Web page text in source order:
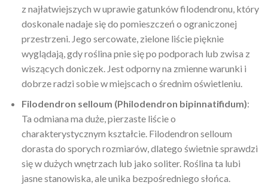
z najłatwiejszych w uprawie gatunków filodendronu, który
doskonale nadaje się do pomieszczeń o ograniczonej
przestrzeni. Jego sercowate, zielone liście pięknie
wyglądają, gdy roślina pnie się po podporach lub zwisa z
wiszących doniczek. Jest odporny na zmienne warunki i
dobrze radzi sobie w miejscach o średnim oświetleniu.
Filodendron selloum (Philodendron bipinnatifidum):
Ta odmiana ma duże, pierzaste liście o
charakterystycznym kształcie. Filodendron selloum
dorasta do sporych rozmiarów, dlatego świetnie sprawdzi
się w dużych wnętrzach lub jako soliter. Roślina ta lubi
jasne stanowiska, ale unika bezpośredniego słońca.